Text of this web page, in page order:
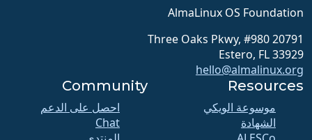
AlmaLinux OS Foundation
20791 Three Oaks Pkwy, #980
Estero, FL 33929
hello@almalinux.org
Resources
موسوعة الويكي
الشهادة
Community
احصل على الدعم
Chat